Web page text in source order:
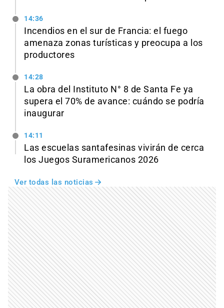
14:36
Incendios en el sur de Francia: el fuego
amenaza zonas turísticas y preocupa a los
productores
14:28
La obra del Instituto N° 8 de Santa Fe ya
supera el 70% de avance: cuándo se podría
inaugurar
14:11
Las escuelas santafesinas vivirán de cerca
los Juegos Suramericanos 2026
Ver todas las noticias